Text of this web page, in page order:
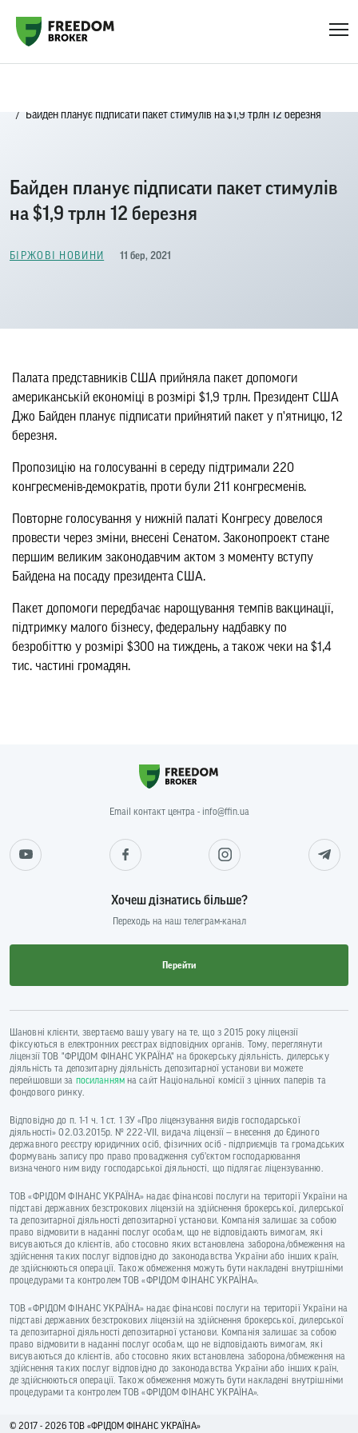
Байден планує підписати пакет стимулів на $1,9 трлн 12 березня
Байден планує підписати пакет стимулів
на $1,9 трлн 12 березня
БІРЖОВІ НОВИНИ 11 бер, 2021
Палата представників США прийняла пакет допомоги
американській економіці в розмірі $1,9 трлн. Президент США
Джо Байден планує підписати прийнятий пакет у п'ятницю, 12
березня.
Пропозицію на голосуванні в середу підтримали 220
конгресменів-демократів, проти були 211 конгресменів.
Повторне голосування у нижній палаті Конгресу довелося
провести через зміни, внесені Сенатом. Законопроект стане
першим великим законодавчим актом з моменту вступу
Байдена на посаду президента США.
Пакет допомоги передбачає нарощування темпів вакцинації,
підтримку малого бізнесу, федеральну надбавку по
безробіттю у розмірі $300 на тиждень, а також чеки на $1,4
тис. частині громадян.
Email контакт центра - info@ffin.ua
Хочеш дізнатись більше?
Переходь на наш телеграм-канал
Перейти
Шановні клієнти, звертаємо вашу увагу на те, що з 2015 року ліцензії
фіксуються в електронних реєстрах відповідних органів. Тому, переглянути
ліцензії ТОВ "ФРІДОМ ФІНАНС УКРАЇНА" на брокерську діяльність, дилерську
діяльність та депозитарну діяльність депозитарної установи ви можете
перейшовши за посиланнямна сайт Національної комісії з цінних паперів та
фондового ринку.
Відповідно до п. 1-1 ч. 1 ст. 1 ЗУ «Про ліцензування видів господарської
діяльності» 02.03.2015р. № 222-VII, видача ліцензії — внесення до Єдиного
державного реєстру юридичних осіб, фізичних осіб - підприємців та громадських
формувань запису про право провадження суб’єктом господарювання
визначеного ним виду господарської діяльності, що підлягає ліцензуванню.
ТОВ «ФРІДОМ ФІНАНС УКРАЇНА» надає фінансові послуги на території України на
підставі державних безстрокових ліцензій на здійснення брокерської, дилерської
та депозитарної діяльності депозитарної установи. Компанія залишає за собою
право відмовити в наданні послуг особам, що не відповідають вимогам, які
висуваються до клієнтів, або стосовно яких встановлена заборона/обмеження на
здійснення таких послуг відповідно до законодавства України або інших країн,
де здійснюються операції. Також обмеження можуть бути накладені внутрішніми
процедурами та контролем ТОВ «ФРІДОМ ФІНАНС УКРАЇНА».
ТОВ «ФРІДОМ ФІНАНС УКРАЇНА» надає фінансові послуги на території України на
підставі державних безстрокових ліцензій на здійснення брокерської, дилерської
та депозитарної діяльності депозитарної установи. Компанія залишає за собою
право відмовити в наданні послуг особам, що не відповідають вимогам, які
висуваються до клієнтів, або стосовно яких встановлена заборона/обмеження на
здійснення таких послуг відповідно до законодавства України або інших країн,
де здійснюються операції. Також обмеження можуть бути накладені внутрішніми
процедурами та контролем ТОВ «ФРІДОМ ФІНАНС УКРАЇНА».
© 2017 - 2026 ТОВ «ФРIДОМ ФІНАНС УКРАЇНА»